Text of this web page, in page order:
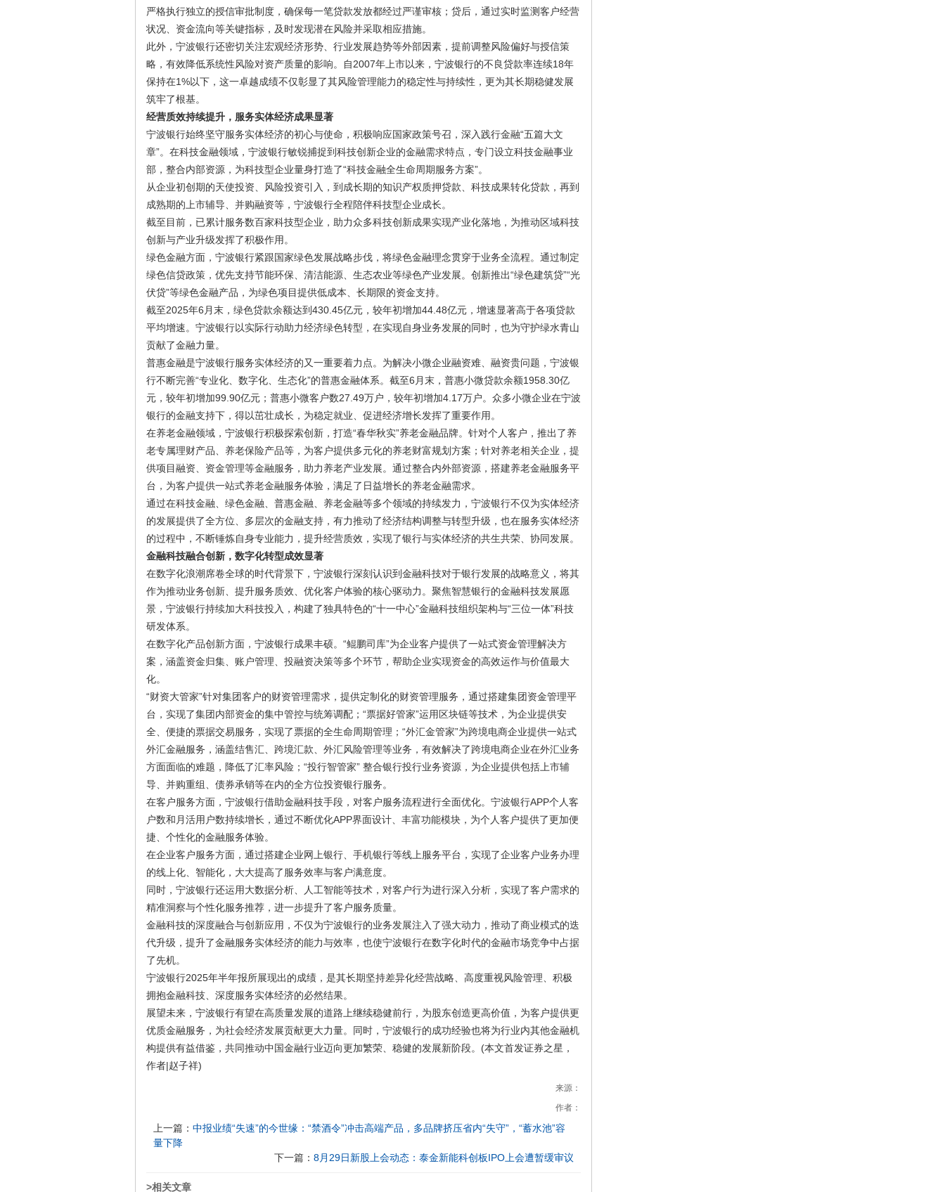
严格执行独立的授信审批制度，确保每一笔贷款发放都经过严谨审核；贷后，通过实时监测客户经营
状况、资金流向等关键指标，及时发现潜在风险并采取相应措施。
此外，宁波银行还密切关注宏观经济形势、行业发展趋势等外部因素，提前调整风险偏好与授信策
略，有效降低系统性风险对资产质量的影响。自2007年上市以来，宁波银行的不良贷款率连续18年
保持在1%以下，这一卓越成绩不仅彰显了其风险管理能力的稳定性与持续性，更为其长期稳健发展
筑牢了根基。
经营质效持续提升，服务实体经济成果显著
宁波银行始终坚守服务实体经济的初心与使命，积极响应国家政策号召，深入践行金融“五篇大文
章”。在科技金融领域，宁波银行敏锐捕捉到科技创新企业的金融需求特点，专门设立科技金融事业
部，整合内部资源，为科技型企业量身打造了“科技金融全生命周期服务方案”。
从企业初创期的天使投资、风险投资引入，到成长期的知识产权质押贷款、科技成果转化贷款，再到
成熟期的上市辅导、并购融资等，宁波银行全程陪伴科技型企业成长。
截至目前，已累计服务数百家科技型企业，助力众多科技创新成果实现产业化落地，为推动区域科技
创新与产业升级发挥了积极作用。
绿色金融方面，宁波银行紧跟国家绿色发展战略步伐，将绿色金融理念贯穿于业务全流程。通过制定
绿色信贷政策，优先支持节能环保、清洁能源、生态农业等绿色产业发展。创新推出“绿色建筑贷”“光
伏贷”等绿色金融产品，为绿色项目提供低成本、长期限的资金支持。
截至2025年6月末，绿色贷款余额达到430.45亿元，较年初增加44.48亿元，增速显著高于各项贷款
平均增速。宁波银行以实际行动助力经济绿色转型，在实现自身业务发展的同时，也为守护绿水青山
贡献了金融力量。
普惠金融是宁波银行服务实体经济的又一重要着力点。为解决小微企业融资难、融资贵问题，宁波银
行不断完善“专业化、数字化、生态化”的普惠金融体系。截至6月末，普惠小微贷款余额1958.30亿
元，较年初增加99.90亿元；普惠小微客户数27.49万户，较年初增加4.17万户。众多小微企业在宁波
银行的金融支持下，得以茁壮成长，为稳定就业、促进经济增长发挥了重要作用。
在养老金融领域，宁波银行积极探索创新，打造“春华秋实”养老金融品牌。针对个人客户，推出了养
老专属理财产品、养老保险产品等，为客户提供多元化的养老财富规划方案；针对养老相关企业，提
供项目融资、资金管理等金融服务，助力养老产业发展。通过整合内外部资源，搭建养老金融服务平
台，为客户提供一站式养老金融服务体验，满足了日益增长的养老金融需求。
通过在科技金融、绿色金融、普惠金融、养老金融等多个领域的持续发力，宁波银行不仅为实体经济
的发展提供了全方位、多层次的金融支持，有力推动了经济结构调整与转型升级，也在服务实体经济
的过程中，不断锤炼自身专业能力，提升经营质效，实现了银行与实体经济的共生共荣、协同发展。
金融科技融合创新，数字化转型成效显著
在数字化浪潮席卷全球的时代背景下，宁波银行深刻认识到金融科技对于银行发展的战略意义，将其
作为推动业务创新、提升服务质效、优化客户体验的核心驱动力。聚焦智慧银行的金融科技发展愿
景，宁波银行持续加大科技投入，构建了独具特色的“十一中心”金融科技组织架构与“三位一体”科技
研发体系。
在数字化产品创新方面，宁波银行成果丰硕。“鲲鹏司库”为企业客户提供了一站式资金管理解决方
案，涵盖资金归集、账户管理、投融资决策等多个环节，帮助企业实现资金的高效运作与价值最大
化。
“财资大管家”针对集团客户的财资管理需求，提供定制化的财资管理服务，通过搭建集团资金管理平
台，实现了集团内部资金的集中管控与统筹调配；“票据好管家”运用区块链等技术，为企业提供安
全、便捷的票据交易服务，实现了票据的全生命周期管理；“外汇金管家”为跨境电商企业提供一站式
外汇金融服务，涵盖结售汇、跨境汇款、外汇风险管理等业务，有效解决了跨境电商企业在外汇业务
方面面临的难题，降低了汇率风险；“投行智管家” 整合银行投行业务资源，为企业提供包括上市辅
导、并购重组、债券承销等在内的全方位投资银行服务。
在客户服务方面，宁波银行借助金融科技手段，对客户服务流程进行全面优化。宁波银行APP个人客
户数和月活用户数持续增长，通过不断优化APP界面设计、丰富功能模块，为个人客户提供了更加便
捷、个性化的金融服务体验。
在企业客户服务方面，通过搭建企业网上银行、手机银行等线上服务平台，实现了企业客户业务办理
的线上化、智能化，大大提高了服务效率与客户满意度。
同时，宁波银行还运用大数据分析、人工智能等技术，对客户行为进行深入分析，实现了客户需求的
精准洞察与个性化服务推荐，进一步提升了客户服务质量。
金融科技的深度融合与创新应用，不仅为宁波银行的业务发展注入了强大动力，推动了商业模式的迭
代升级，提升了金融服务实体经济的能力与效率，也使宁波银行在数字化时代的金融市场竞争中占据
了先机。
宁波银行2025年半年报所展现出的成绩，是其长期坚持差异化经营战略、高度重视风险管理、积极
拥抱金融科技、深度服务实体经济的必然结果。
展望未来，宁波银行有望在高质量发展的道路上继续稳健前行，为股东创造更高价值，为客户提供更
优质金融服务，为社会经济发展贡献更大力量。同时，宁波银行的成功经验也将为行业内其他金融机
构提供有益借鉴，共同推动中国金融行业迈向更加繁荣、稳健的发展新阶段。(本文首发证券之星，
作者|赵子祥)
来源：
作者：
上一篇： 中报业绩“失速”的今世缘：“禁酒令”冲击高端产品，多品牌挤压省内“失守”，“蓄水池”容
量下降
下一篇： 8月29日新股上会动态：泰金新能科创板IPO上会遭暂缓审议
>相关文章